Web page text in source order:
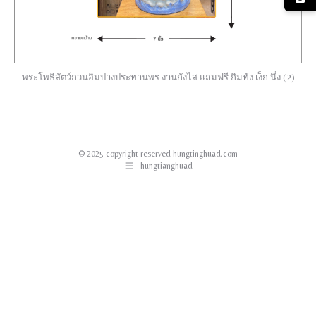
พระโพธิสัตว์กวนอิมปางประทานพร งานกังไส แถมฟรี กิมท้ง เง็ก นึ่ง (2)
© 2025 copyright reserved hungtinghuad.com
hungtianghuad